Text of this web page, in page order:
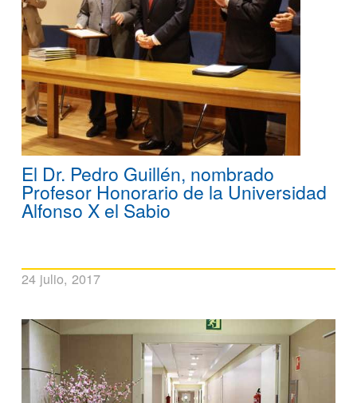
El Dr. Pedro Guillén, nombrado
Profesor Honorario de la Universidad
Alfonso X el Sabio
24 julio, 2017